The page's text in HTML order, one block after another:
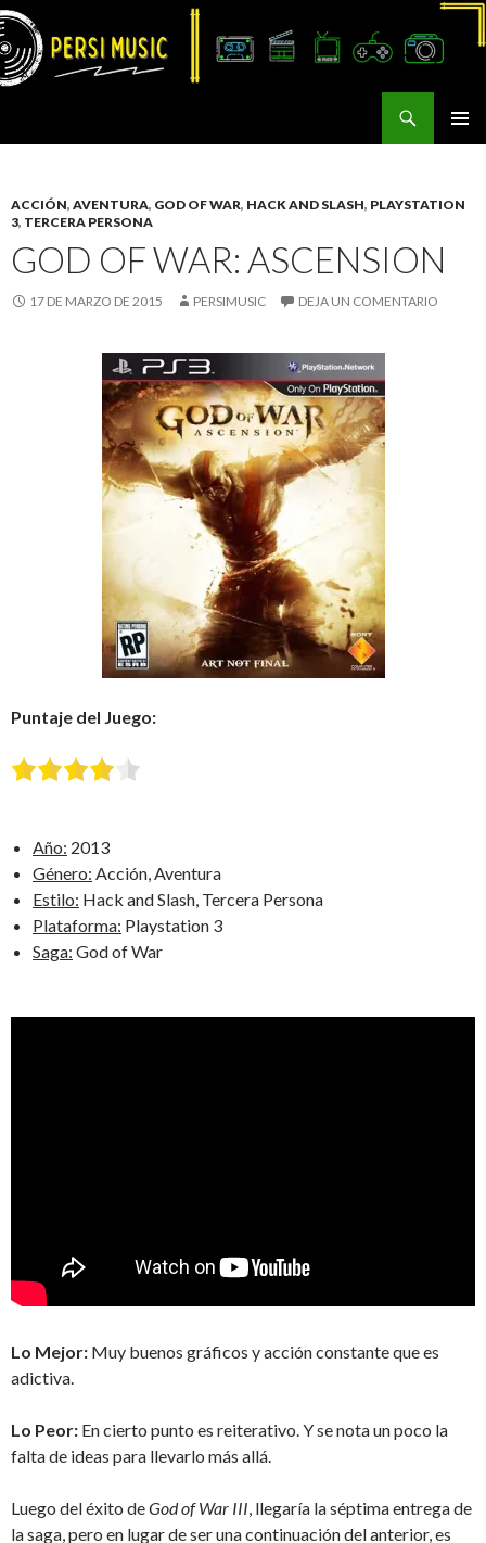
ACCIÓN, AVENTURA, GOD OF WAR, HACK AND SLASH, PLAYSTATION
3, TERCERA PERSONA
GOD OF WAR: ASCENSION
17 DE MARZO DE 2015 PERSIMUSIC DEJA UN COMENTARIO
Puntaje del Juego:
Año: 2013
Género: Acción, Aventura
Estilo: Hack and Slash, Tercera Persona
Plataforma: Playstation 3
Saga: God of War
Lo Mejor: Muy buenos gráficos y acción constante que es
adictiva.
Lo Peor: En cierto punto es reiterativo. Y se nota un poco la
falta de ideas para llevarlo más allá.
Luego del éxito deGod of War III, llegaría la séptima entrega de
la saga, pero en lugar de ser una continuación del anterior, es